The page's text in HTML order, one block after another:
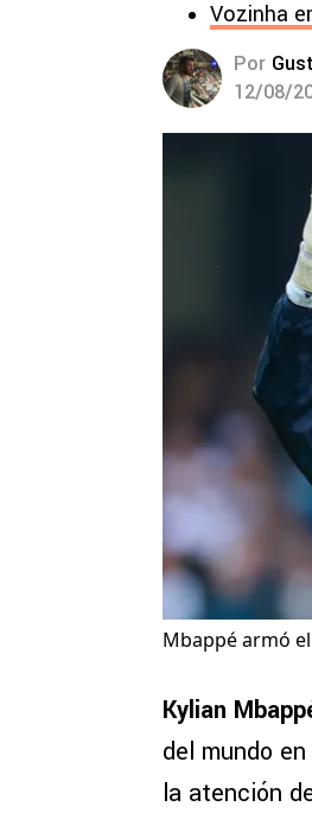
Vozinha
Por
12/08/
Mbappé armó
Kylian
del mundo en
la atención